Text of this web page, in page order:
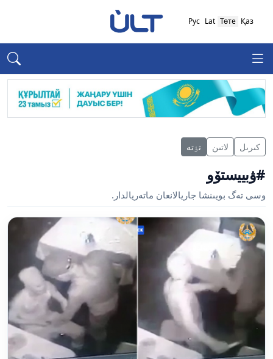
Қаз
Төте
Lat
Рус
كىرىل لاتىن تٶتە
#ۋبييستۆو
وسى تەگ بويىنشا جاريالانعان ماتەريالدار.